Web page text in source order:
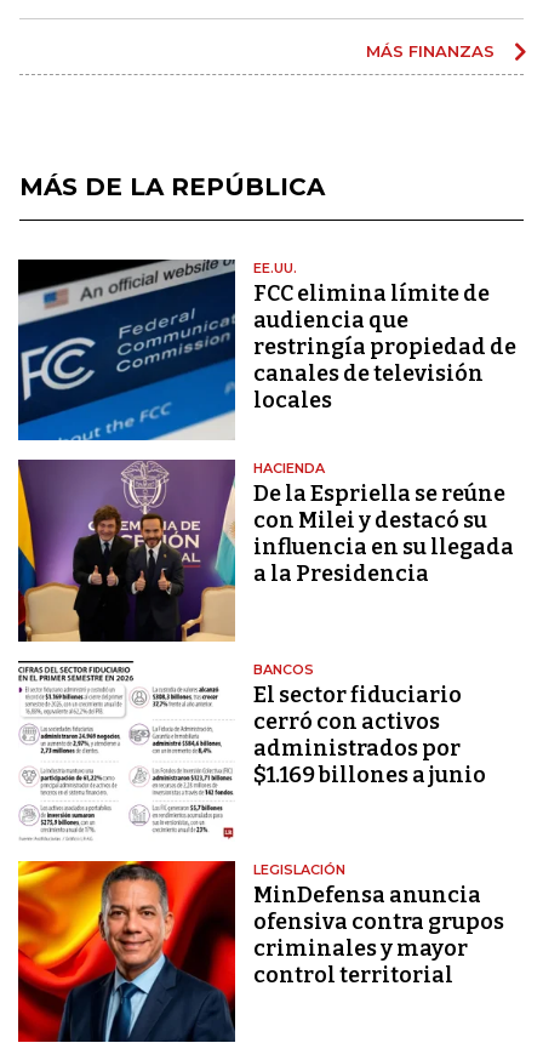
MÁS FINANZAS
MÁS DE LA REPÚBLICA
EE.UU.
FCC elimina límite de
audiencia que
restringía propiedad de
canales de televisión
locales
HACIENDA
De la Espriella se reúne
con Milei y destacó su
influencia en su llegada
a la Presidencia
BANCOS
El sector fiduciario
cerró con activos
administrados por
$1.169 billones a junio
LEGISLACIÓN
MinDefensa anuncia
ofensiva contra grupos
criminales y mayor
control territorial